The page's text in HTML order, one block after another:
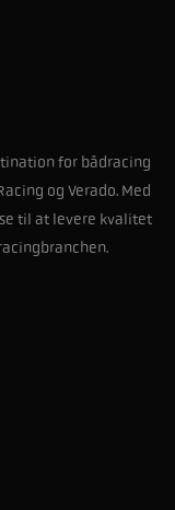
for bådracing
og Verado. Med
til at levere kvalitet